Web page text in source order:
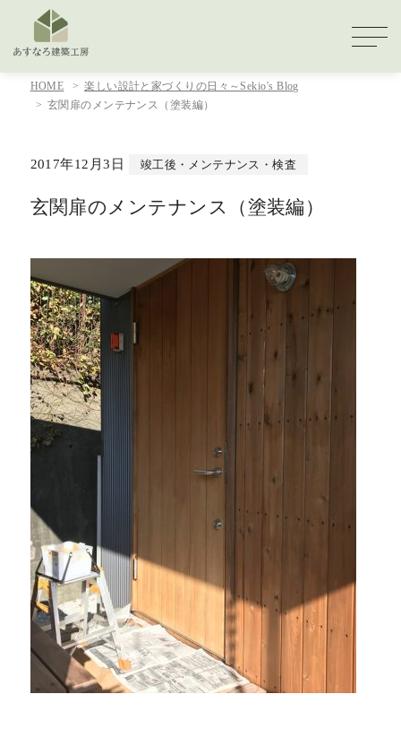
HOME
楽しい設計と家づくりの日々～Sekio's Blog
玄関扉のメンテナンス（塗装編）
2017年12月3日 竣工後・メンテナンス・検査
玄関扉のメンテナンス（塗装編）